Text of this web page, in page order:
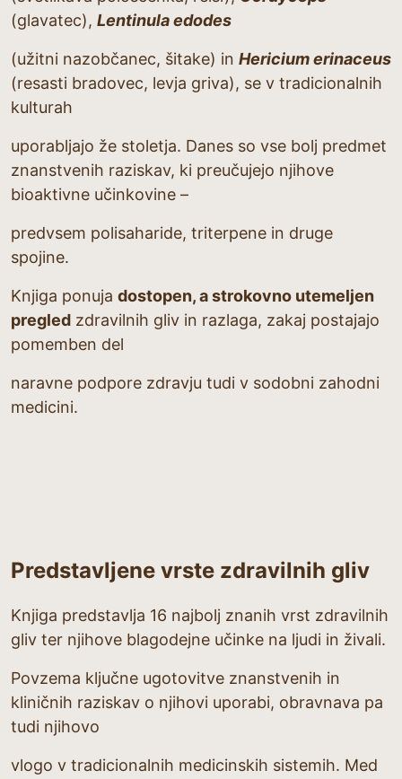
(glavatec), Lentinula edodes
(užitni nazobčanec, šitake) in Hericium erinaceus
(resasti bradovec, levja griva), se v tradicionalnih
kulturah
uporabljajo že stoletja. Danes so vse bolj predmet
znanstvenih raziskav, ki preučujejo njihove
bioaktivne učinkovine –
predvsem polisaharide, triterpene in druge
spojine.
Knjiga ponuja dostopen, a strokovno utemeljen
pregled zdravilnih gliv in razlaga, zakaj postajajo
pomemben del
naravne podpore zdravju tudi v sodobni zahodni
medicini.
Predstavljene vrste zdravilnih gliv
Knjiga predstavlja 16 najbolj znanih vrst zdravilnih
gliv ter njihove blagodejne učinke na ljudi in živali.
Povzema ključne ugotovitve znanstvenih in
kliničnih raziskav o njihovi uporabi, obravnava pa
tudi njihovo
vlogo v tradicionalnih medicinskih sistemih. Med